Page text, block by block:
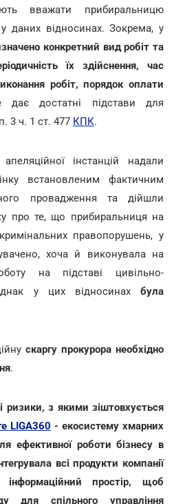
вважати прибиральницю
даних відносинах. Зокрема, у
конкретний вид робіт та
їх здійснення, час
робіт, порядок оплати
достатні підстави для
3 ч. 1 ст. 477 КПК.
інстанцій надали
встановленим фактичним
провадження та дійшли
про те, що прибиральниця на
правопорушень, у
хоча й виконувала на
на підставі цивільно-
у цих відносинах була
скаргу прокурора необхідно
.
ризики, з якими зіштовхується
LIGA360 - екосистему хмарних
ефективної роботи бізнесу в
всі продукти компанії
простір, щоб
для спільного управління